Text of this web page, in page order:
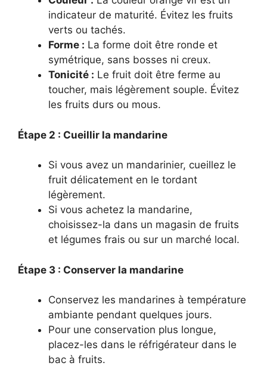
indicateur de maturité. Évitez les fruits
verts ou tachés.
Forme : La forme doit être ronde et
symétrique, sans bosses ni creux.
Tonicité : Le fruit doit être ferme au
toucher, mais légèrement souple. Évitez
les fruits durs ou mous.
Étape 2 : Cueillir la mandarine
Si vous avez un mandarinier, cueillez le
fruit délicatement en le tordant
légèrement.
Si vous achetez la mandarine,
choisissez-la dans un magasin de fruits
et légumes frais ou sur un marché local.
Étape 3 : Conserver la mandarine
Conservez les mandarines à température
ambiante pendant quelques jours.
Pour une conservation plus longue,
placez-les dans le réfrigérateur dans le
bac à fruits.